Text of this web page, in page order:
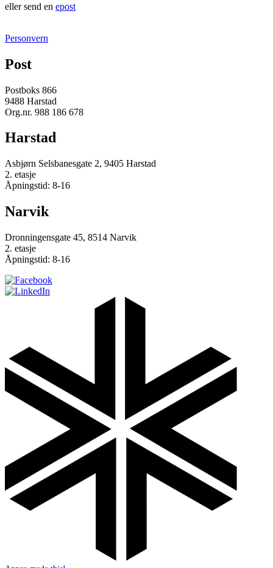
eller send en epost
Personvern
Post
Postboks 866
9488 Harstad
Org.nr. 988 186 678
Harstad
Asbjørn Selsbanesgate 2, 9405 Harstad
2. etasje
Åpningstid: 8-16
Narvik
Dronningensgate 45, 8514 Narvik
2. etasje
Åpningstid: 8-16